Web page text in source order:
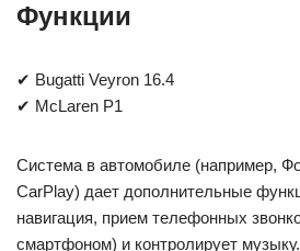
Функции
✔ Bugatti Veyron 16.4
✔ McLaren P1
Система в автомобиле (например,
CarPlay) дает дополнительные
навигация, прием телефонных
смартфоном) и контролирует музыку.